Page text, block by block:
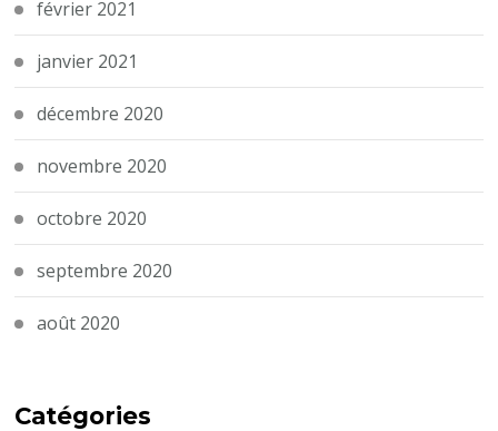
février 2021
janvier 2021
décembre 2020
novembre 2020
octobre 2020
septembre 2020
août 2020
Catégories